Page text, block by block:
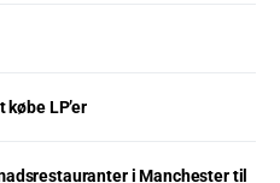
LP’er
i Manchester til